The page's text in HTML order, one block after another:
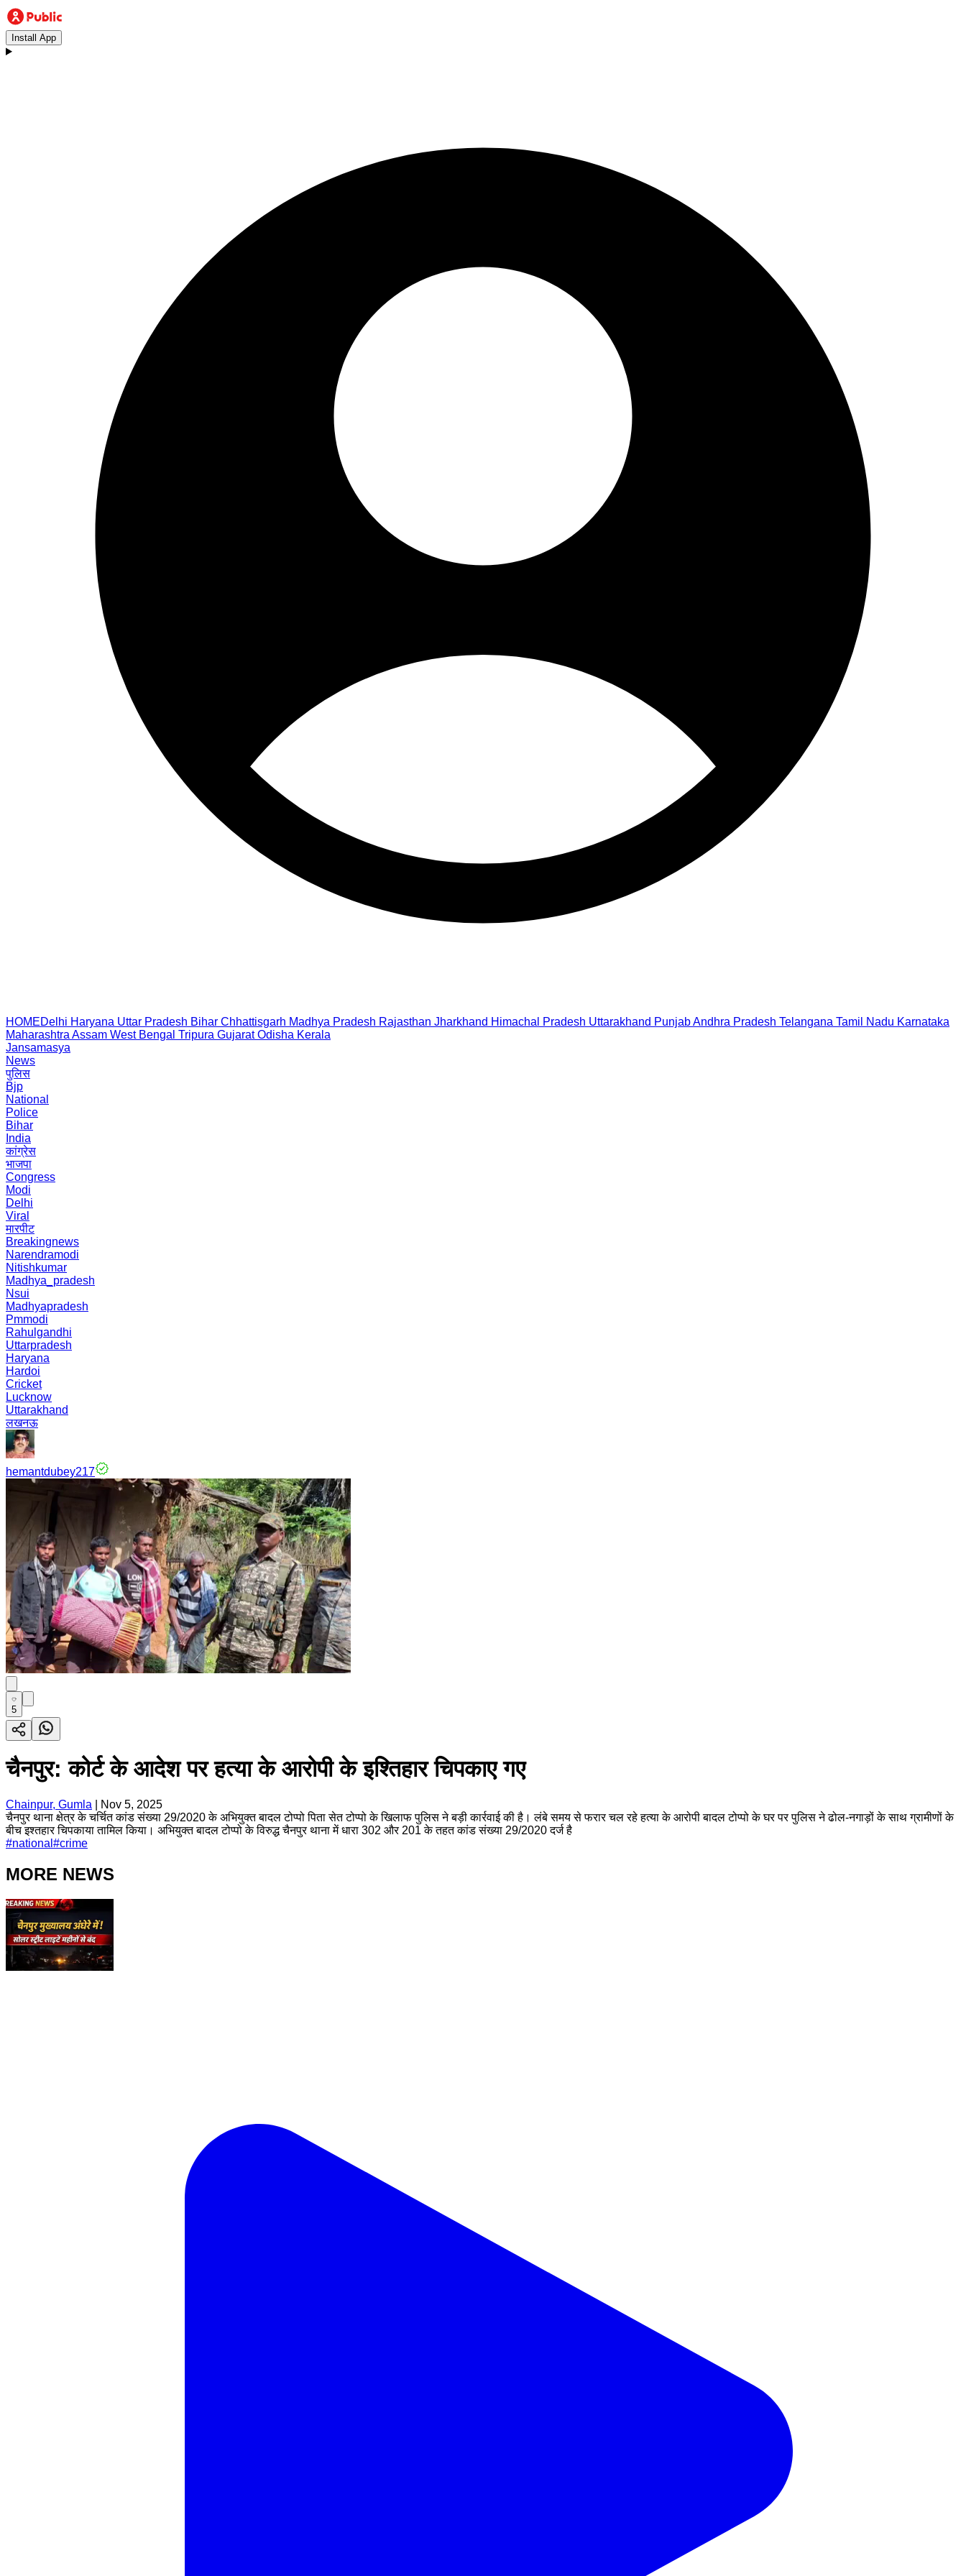
Install App
HOMEDelhi Haryana Uttar Pradesh Bihar Chhattisgarh Madhya Pradesh Rajasthan Jharkhand Himachal Pradesh Uttarakhand PunjabAndhra Pradesh Telangana Tamil Nadu Karnataka
Maharashtra Assam West Bengal Tripura Gujarat Odisha Kerala
Jansamasya
News
पुलिस
Bjp
National
Police
Bihar
India
कांग्रेस
भाजपा
Congress
Modi
Delhi
Viral
मारपीट
Breakingnews
Narendramodi
Nitishkumar
Madhya_pradesh
Nsui
Madhyapradesh
Pmmodi
Rahulgandhi
Uttarpradesh
Haryana
Hardoi
Cricket
Lucknow
Uttarakhand
लखनऊ
hemantdubey217
5
चैनपुर: कोर्ट के आदेश पर हत्या के आरोपी के इश्तिहार चिपकाए गए
Chainpur, Gumla
Nov 5, 2025
चैनपुर थाना क्षेत्र के चर्चित कांड संख्या 29/2020 के अभियुक्त बादल टोप्पो पिता सेत टोप्पो के खिलाफ पुलिस ने बड़ी कार्रवाई की है। लंबे समय से फरार चल रहे हत्या के आरोपी बादल टोप्पो के घर पर पुलिस ने ढोल-नगाड़ों के साथ ग्रामीणों के
बीच इश्तहार चिपकाया तामिल किया। अभियुक्त बादल टोप्पो के विरुद्ध चैनपुर थाना में धारा 302 और 201 के तहत कांड संख्या 29/2020 दर्ज है
#national #crime
MORE NEWS